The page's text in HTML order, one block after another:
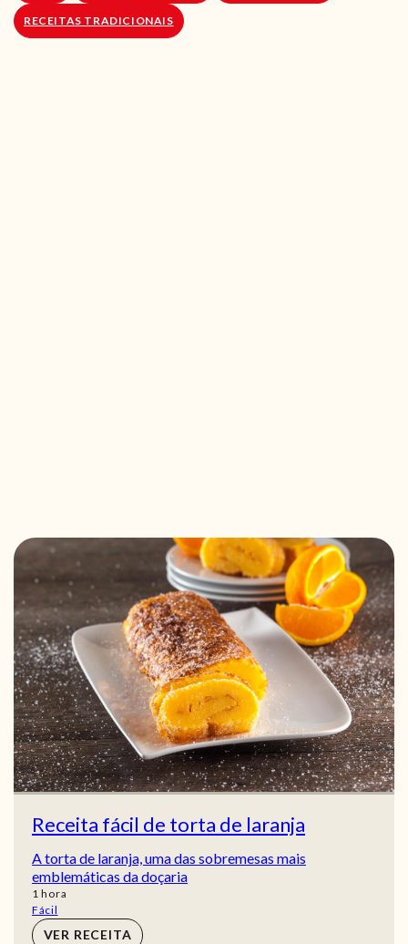
LOJA ONLINE
RECEITAS TRADICIONAIS
Receita fácil de torta de laranja
A torta de laranja, uma das sobremesas mais
emblemáticas da doçaria
1 hora
hora
Fácil
VER RECEITA